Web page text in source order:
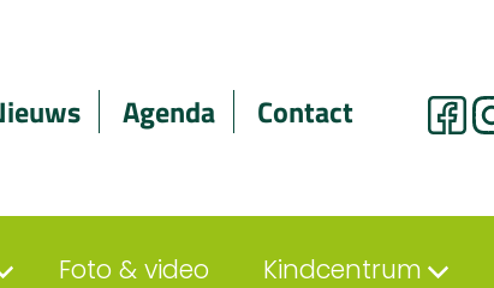
Agenda Contact
Foto & video Kindcentrum